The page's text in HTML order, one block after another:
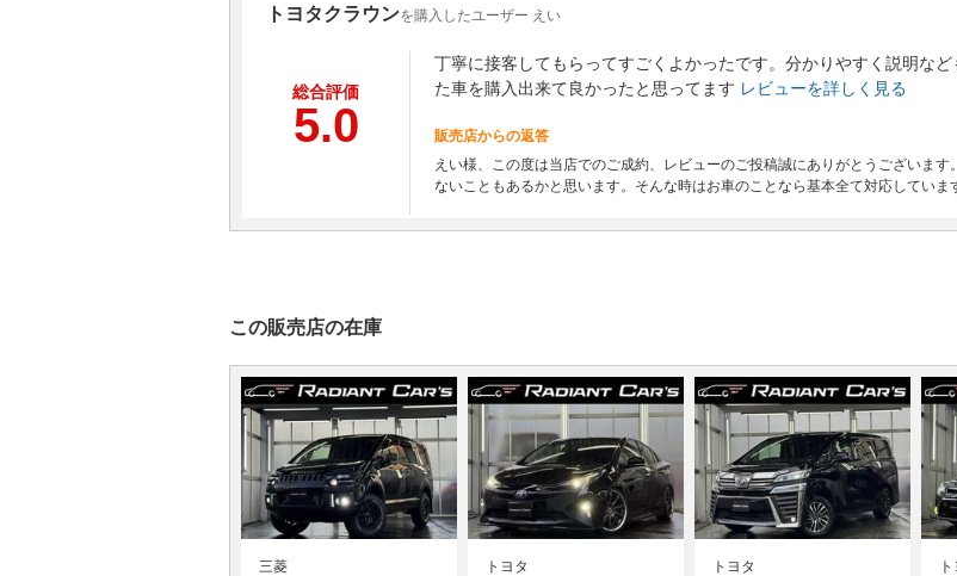
トヨタクラウンを購入したユーザー えい
総合評価
5.0
丁寧に接客してもらってすごくよかったです。分かりやすく説明な
た車を購入出来て良かったと思ってます レビューを詳しく見る
販売店からの返答
えい様、この度は当店でのご成約、レビューのご投稿誠にありがとうございま
ないこともあるかと思います。そんな時はお車のことなら基本全て対応してい
この販売店の在庫
三菱 トヨタ トヨタ